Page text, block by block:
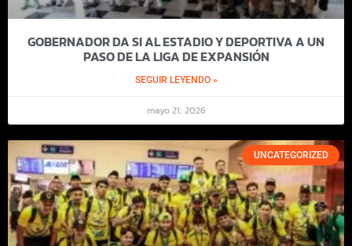
GOBERNADOR DA SI AL ESTADIO Y DEPORTIVA A UN
PASO DE LA LIGA DE EXPANSIÓN
SEGUIR LEYENDO »
mayo 21, 2026
UNCATEGORIZED